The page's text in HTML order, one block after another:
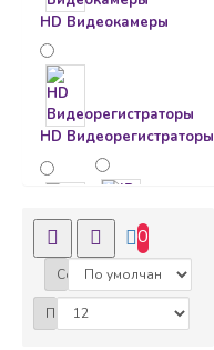
HD Видеокамеры
HD Видеорегистраторы
HIK IP Видеокамеры
IP Видеорегистраторы
0
Сортировка:
Показать: